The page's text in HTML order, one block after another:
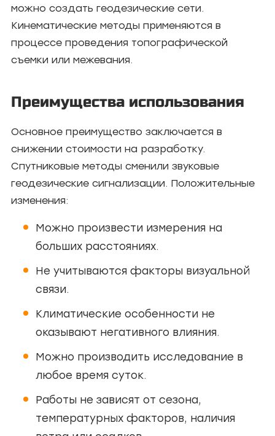
можно создать геодезические сети.
Кинематические методы применяются в
процессе проведения топографической
съемки или межевания.
Преимущества использования
Основное преимущество заключается в
снижении стоимости на разработку.
Спутниковые методы сменили звуковые
геодезические сигнализации. Положительные
изменения:
Можно произвести измерения на
больших расстояниях.
Не учитываются факторы визуальной
связи.
Климатические особенности не
оказывают негативного влияния.
Можно производить исследование в
любое время суток.
Работы не зависят от сезона,
температурных факторов, наличия